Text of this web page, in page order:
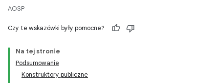
AOSP
Czy te wskazówki były pomocne?
Na tej stronie
Podsumowanie
Konstruktory publiczne